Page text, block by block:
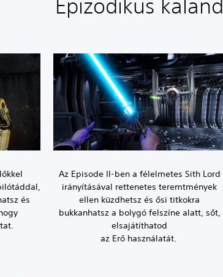
Epizodikus kaland
és
Az Episode II-ben a félelmetes Sith Lord
irányításával rettenetes teremtmények
ellen küzdhetsz és ősi titkokra
bukkanhatsz a bolygó felszíne alatt, sőt,
elsajátíthatod
az Erő használatát.